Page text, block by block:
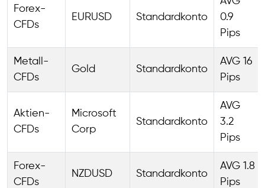
Forex-
CFDs
EURUSD Standardkonto
0.9
Pips
Metall-
CFDs
Gold Standardkonto
AVG 16
Pips
Aktien-
CFDs
Microsoft
Corp
Standardkonto
AVG
3.2
Pips
Forex-
CFDs
NZDUSD Standardkonto
AVG 1.8
Pips